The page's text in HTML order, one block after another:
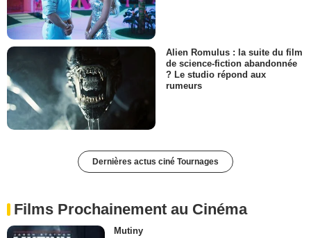
Alien Romulus : la suite du film
de science-fiction abandonnée
? Le studio répond aux
rumeurs
Dernières actus ciné Tournages
Films Prochainement au Cinéma
Mutiny